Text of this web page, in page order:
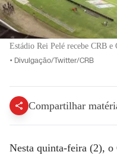
Estádio Rei Pelé recebe CRB e
• Divulgação/Twitter/CRB
Compartilhar
Nesta quinta-feira (2), o